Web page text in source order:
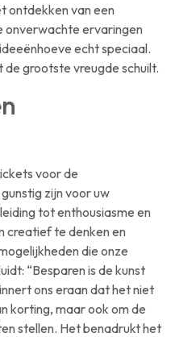
ontdekken van een
onverwachte ervaringen
echt speciaal.
de grootste vreugde schuilt.
voor de
zijn voor uw
tot enthousiasme en
creatief te denken en
die onze
“Besparen is de kunst
ons eraan dat het niet
korting, maar ook om de
stellen. Het benadrukt het